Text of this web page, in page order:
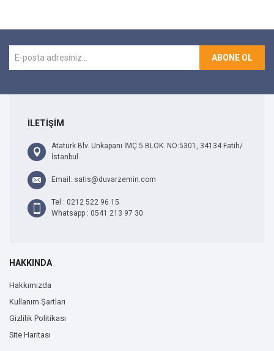
ABONE OL
İLETİŞİM
Atatürk Blv. Unkapanı İMÇ 5 BLOK. NO:5301, 34134 Fatih/
İstanbul
Email: satis@duvarzemin.com
Tel : 0212 522 96 15
Whatsapp : 0541 213 97 30
HAKKINDA
Hakkımızda
Kullanım Şartları
Gizlilik Politikası
Site Haritası